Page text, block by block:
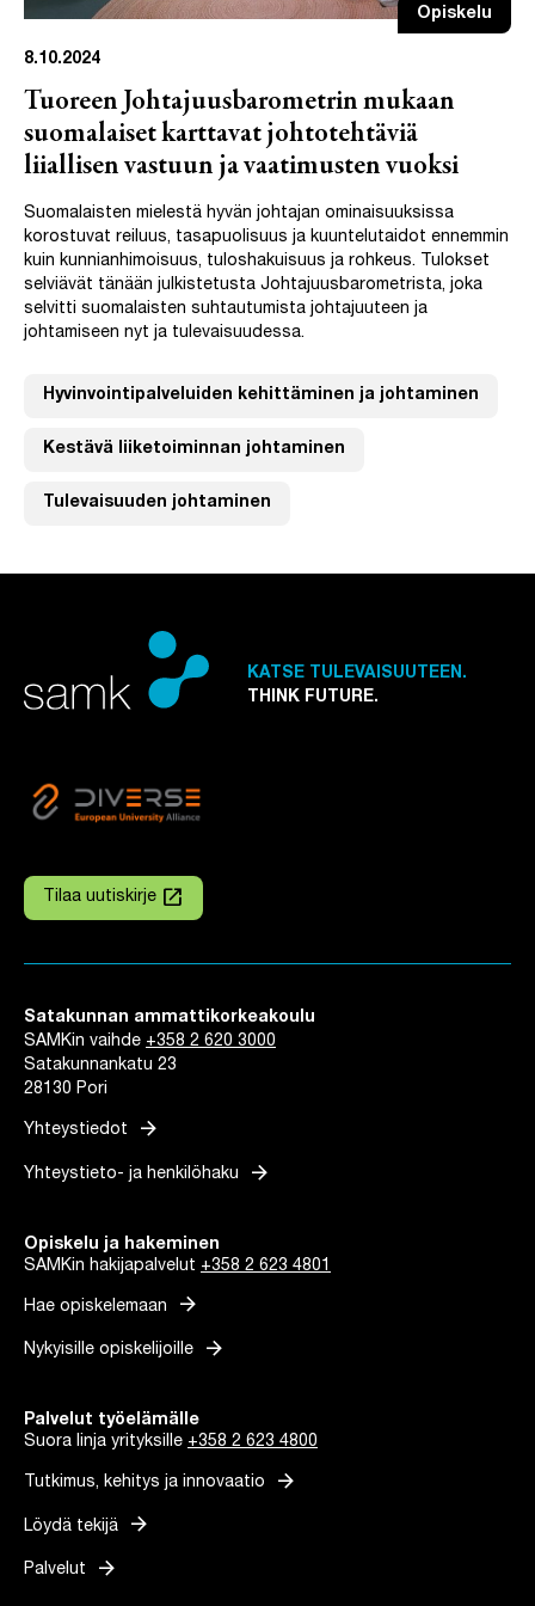
Opiskelu
8.10.2024
Tuoreen Johtajuusbarometrin mukaan
suomalaiset karttavat johtotehtäviä
liiallisen vastuun ja vaatimusten vuoksi
Suomalaisten mielestä hyvän johtajan ominaisuuksissa
korostuvat reiluus, tasapuolisuus ja kuuntelutaidot ennemmin
kuin kunnianhimoisuus, tuloshakuisuus ja rohkeus. Tulokset
selviävät tänään julkistetusta Johtajuusbarometrista, joka
selvitti suomalaisten suhtautumista johtajuuteen ja
johtamiseen nyt ja tulevaisuudessa.
Hyvinvointipalveluiden kehittäminen ja johtaminen
Kestävä liiketoiminnan johtaminen
Tulevaisuuden johtaminen
KATSE TULEVAISUUTEEN.
THINK FUTURE.
Tilaa uutiskirje
Linkki avautuu uuteen välilehteen
launch
Satakunnan ammattikorkeakoulu
SAMKin vaihde +358 2 620 3000
Satakunnankatu 23
28130 Pori
Yhteystiedot arrow_forward
Yhteystieto- ja henkilöhaku arrow_forward
Opiskelu ja hakeminen
SAMKin hakijapalvelut +358 2 623 4801
Hae opiskelemaan arrow_forward
Nykyisille opiskelijoille arrow_forward
Palvelut työelämälle
Suora linja yrityksille +358 2 623 4800
Tutkimus, kehitys ja innovaatio arrow_forward
Löydä tekijä arrow_forward
Palvelut arrow_forward